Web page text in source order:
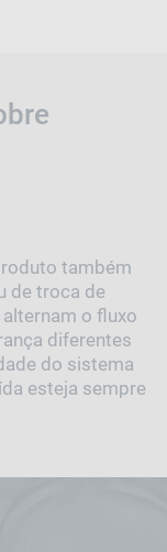
também
de troca de
o fluxo
diferentes
do sistema
esteja sempre